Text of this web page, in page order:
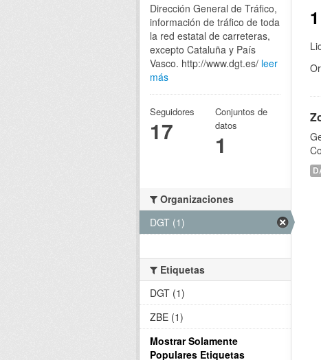
Dirección General de Tráfico,
información de tráfico de toda
la red estatal de carreteras,
excepto Cataluña y País
Vasco. http://www.dgt.es/ leer
más
Seguidores
17
Conjuntos de
datos
1
Organizaciones
DGT (1)
Etiquetas
DGT (1)
ZBE (1)
Mostrar Solamente
Populares Etiquetas